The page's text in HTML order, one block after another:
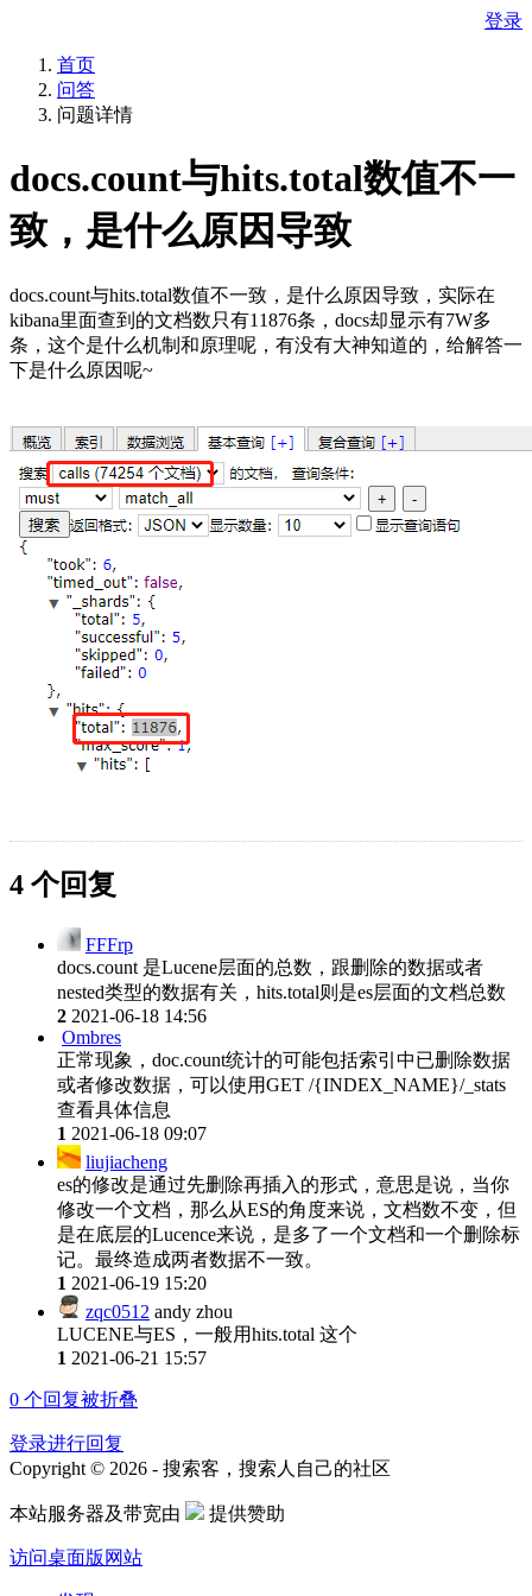
登录
首页
问答
问题详情
docs.count与hits.total数值不一
致，是什么原因导致
docs.count与hits.total数值不一致，是什么原因导致，实际在
kibana里面查到的文档数只有11876条，docs却显示有7W多
条，这个是什么机制和原理呢，有没有大神知道的，给解答一
下是什么原因呢~
4 个回复
FFFrp
docs.count 是Lucene层面的总数，跟删除的数据或者
nested类型的数据有关，hits.total则是es层面的文档总数
2 2021-06-18 14:56
Ombres
正常现象，doc.count统计的可能包括索引中已删除数据
或者修改数据，可以使用GET /{INDEX_NAME}/_stats
查看具体信息
1 2021-06-18 09:07
liujiacheng
es的修改是通过先删除再插入的形式，意思是说，当你
修改一个文档，那么从ES的角度来说，文档数不变，但
是在底层的Lucence来说，是多了一个文档和一个删除标
记。最终造成两者数据不一致。
1 2021-06-19 15:20
zqc0512 andy zhou
LUCENE与ES，一般用hits.total 这个
1 2021-06-21 15:57
0 个回复被折叠
登录进行回复
Copyright © 2026 - 搜索客，搜索人自己的社区
本站服务器及带宽由 提供赞助
访问桌面版网站